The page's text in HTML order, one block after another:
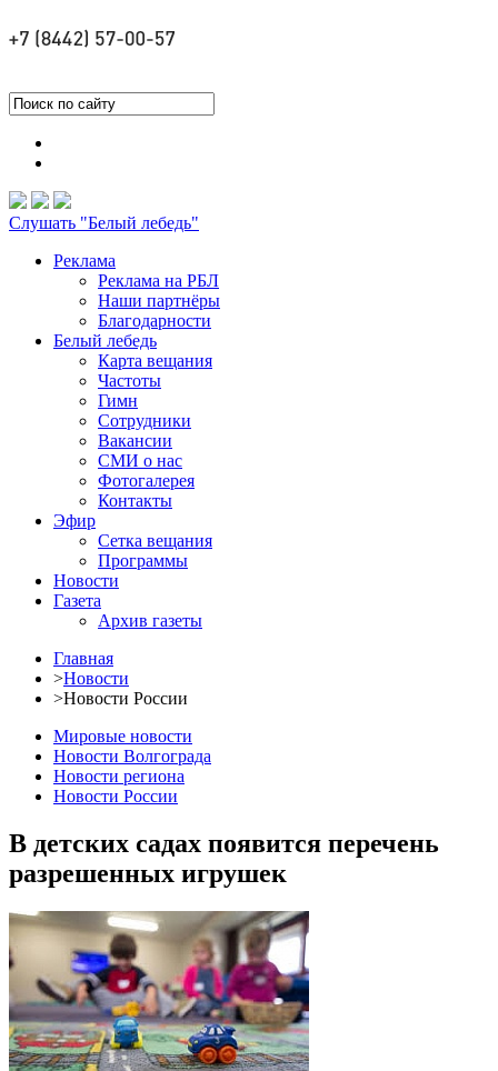
Слушать "Белый лебедь"
Реклама
Реклама на РБЛ
Наши партнёры
Благодарности
Белый лебедь
Карта вещания
Частоты
Гимн
Сотрудники
Вакансии
СМИ о нас
Фотогалерея
Контакты
Эфир
Сетка вещания
Программы
Новости
Газета
Архив газеты
Главная
>Новости
>Новости России
Мировые новости
Новости Волгограда
Новости региона
Новости России
В детских садах появится перечень
разрешенных игрушек